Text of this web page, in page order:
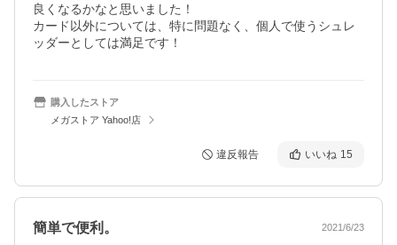
良くなるかなと思いました！
カード以外については、特に問題なく、個人で使うシュレ
ッダーとしては満足です！
購入したストア
メガストア Yahoo!店
違反報告 いいね 15
簡単で便利。 2021/6/23